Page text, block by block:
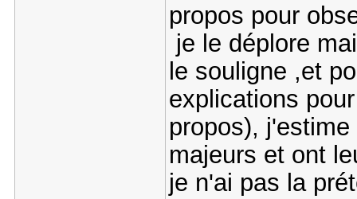
propos pour
je le déplore
le souligne ,et
explications
propos),
majeurs et ont
je n'ai pas la